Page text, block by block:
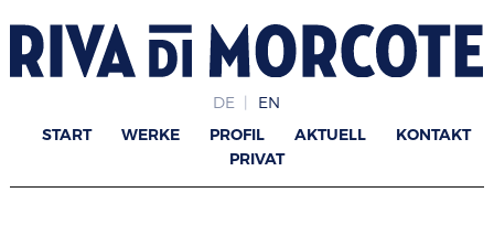
DE EN
START WERKE PROFIL AKTUELL
KONTAKT
PRIVAT